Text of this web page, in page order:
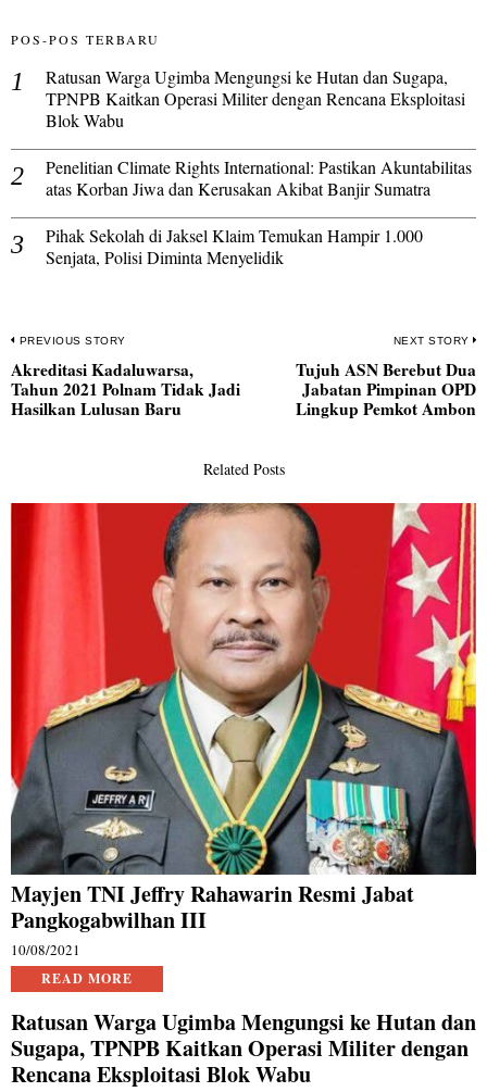
POS-POS TERBARU
Ratusan Warga Ugimba Mengungsi ke Hutan dan Sugapa,
TPNPB Kaitkan Operasi Militer dengan Rencana Eksploitasi
Blok Wabu
Penelitian Climate Rights International: Pastikan Akuntabilitas
atas Korban Jiwa dan Kerusakan Akibat Banjir Sumatra
Pihak Sekolah di Jaksel Klaim Temukan Hampir 1.000
Senjata, Polisi Diminta Menyelidik
Navigasi
pos
PREVIOUS STORY
Previous
post:
Akreditasi Kadaluwarsa,
Tahun 2021 Polnam Tidak Jadi
Hasilkan Lulusan Baru
NEXT STORY
Tujuh ASN Berebut Dua
Jabatan Pimpinan OPD
Lingkup Pemkot Ambon
Related Posts
Mayjen TNI Jeffry Rahawarin Resmi Jabat
Pangkogabwilhan III
10/08/2021
READ MORE
Ratusan Warga Ugimba Mengungsi ke Hutan dan
Sugapa, TPNPB Kaitkan Operasi Militer dengan
Rencana Eksploitasi Blok Wabu